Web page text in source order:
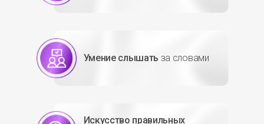
Умение слышать за словами
Искусство правильных